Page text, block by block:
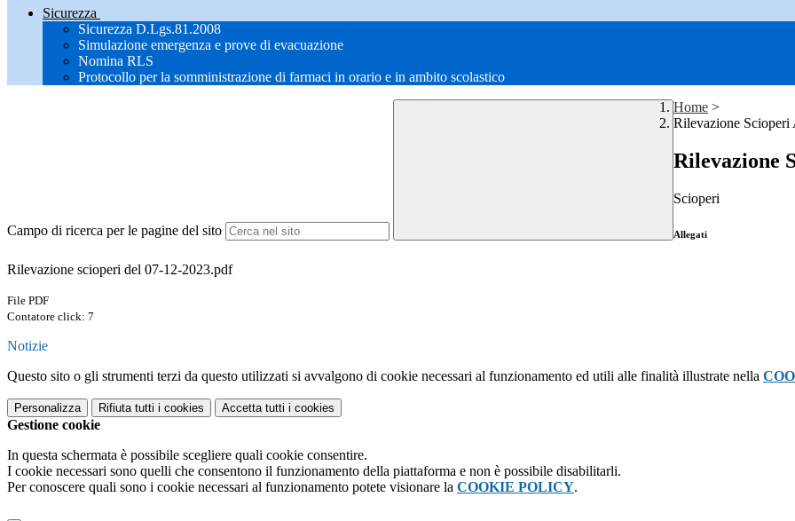
Sicurezza
Sicurezza D.Lgs.81.2008
Simulazione emergenza e prove di evacuazione
Nomina RLS
Protocollo per la somministrazione di farmaci in orario e in ambito scolastico
Campo di ricerca per le pagine del sito
Home >
Rilevazione Scioperi
Rilevazione
Scioperi
Allegati
Rilevazione scioperi del 07-12-2023.pdf
File PDF
Contatore click: 7
Notizie
Questo sito o gli strumenti terzi da questo utilizzati si avvalgono di cookie necessari al funzionamento ed utili alle finalità illustrate nella
Personalizza Rifiuta tutti i cookies Accetta tutti i cookies
Gestione cookie
In questa schermata è possibile scegliere quali cookie consentire.
I cookie necessari sono quelli che consentono il funzionamento della piattaforma e non è possibile disabilitarli.
Per conoscere quali sono i cookie necessari al funzionamento potete visionare la COOKIE POLICY.